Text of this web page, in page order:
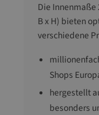
Die Innenmaße
B x H) bieten
verschiedene
Shops
hergestellt
besonders